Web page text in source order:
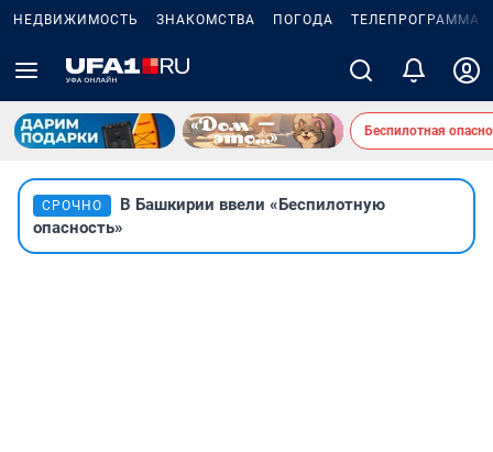
НЕДВИЖИМОСТЬ ЗНАКОМСТВА ПОГОДА ТЕЛЕПРОГРАММА
Беспилотная
СРОЧНО
В Башкирии ввели «Беспилотную
опасность»